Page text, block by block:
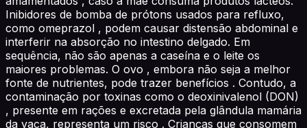
Inibidores de bomba de prótons usados para refluxo,
como omeprazol , podem causar distensão abdominal e
interferir na absorção no intestino delgado. Em
sequência, não são apenas a caseína e o leite os
maiores problemas. O ovo , embora não seja a melhor
fonte de nutrientes, pode trazer benefícios . Contudo, a
contaminação por toxinas como o deoxinivalenol (DON)
, presente em rações e excretada pela glândula mamária
da vaca, representa um risco . Crianças que consomem